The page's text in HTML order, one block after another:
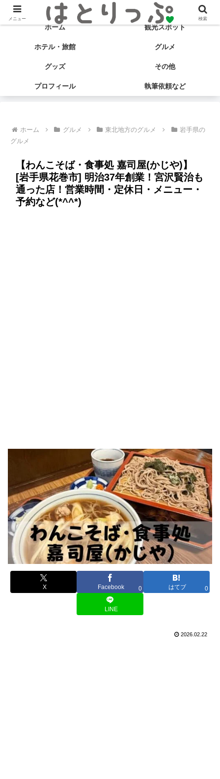
旅する食いしん坊♡ はとサブ子の国内旅行＆グルメブログ
ホーム 観光スポット
ホテル・旅館 グルメ
グッズ その他
プロフィール 執筆依頼など
ホーム グルメ 東北地方のグルメ
岩手県の
グルメ
【わんこそば・食事処 嘉司屋(かじや)】
[岩手県花巻市] 明治37年創業！宮沢賢治も
通った店！営業時間・定休日・メニュー・
予約など(*^^*)
X Facebook 0 はてブ 0
LINE
2026.02.22
メニュー 検索